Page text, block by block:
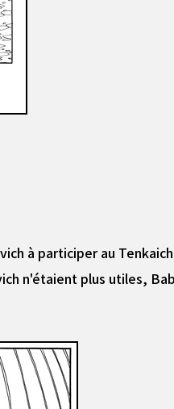
à participer au
n'étaient plus utiles,